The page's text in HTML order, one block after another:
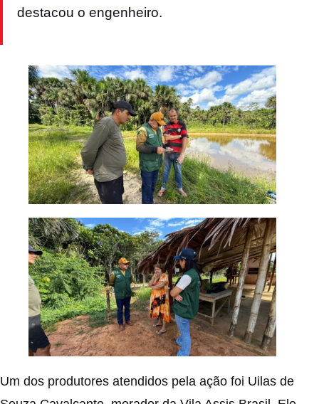
destacou o engenheiro.
Um dos produtores atendidos pela ação foi Uilas de